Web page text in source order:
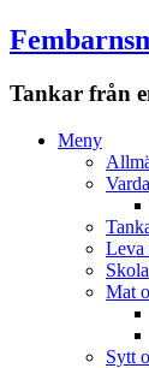
Tankar från
Meny
HoppaMeny
Leva
Skola
Mat
Sytt